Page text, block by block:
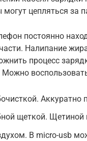
могут цепляться за
постоянно
Налипание
процесс
Аккуратно
щеткой. Щетиной
В micro-usb